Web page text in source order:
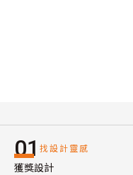
01 找設計靈感
獲獎設計